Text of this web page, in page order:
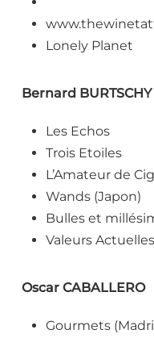
Lonely Planet
Bernard BURTSCHY
Les Echos
Trois Etoiles
L’Amateur de
Wands (Japon)
Bulles et
Valeurs Actuelles
Oscar CABALLERO
Gourmets